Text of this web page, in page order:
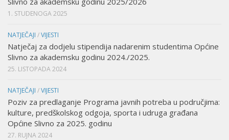
1. STUDENOGA 2025
NATJEČAJI /VIJESTI
Natječaj za dodjelu stipendija nadarenim studentima Općine
Slivno za akademsku godinu 2024./2025.
25. LISTOPADA 2024
NATJEČAJI /VIJESTI
Poziv za predlaganje Programa javnih potreba u područjima:
kulture, predškolskog odgoja, sporta i udruga građana
Općine Slivno za 2025. godinu
27. RUJNA 2024